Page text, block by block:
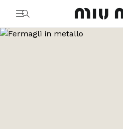
Vai all'immagine 1
Vai all'immagine 2